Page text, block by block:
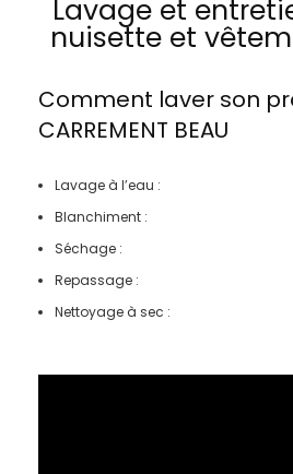
Lavage et
nuisette et
Comment laver son
CARREMENT BEAU
Lavage à l’eau :
Blanchiment :
Séchage :
Repassage :
Nettoyage à sec :